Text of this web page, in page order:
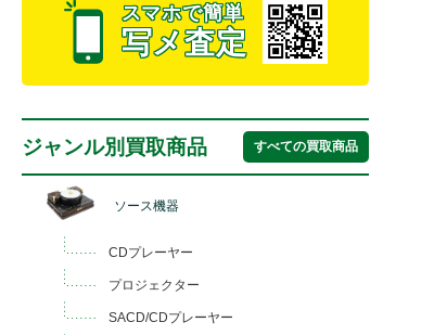
スマホで簡単
写メ査定
ジャンル別買取商品 すべての買取商品
ソース機器
CDプレーヤー
プロジェクター
SACD/CDプレーヤー